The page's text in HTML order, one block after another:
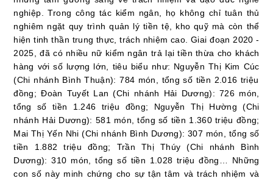
nghiệp . Trong công tác kiểm ngân, họ không chỉ tuân thủ
nghiêm ngặt quy trình quản lý tiền tệ, kho quỹ mà còn thể
hiện tinh thần trung thực, trách nhiệm cao Giai đoạn 2020 -
2025, đã có nhiều nữ kiểm ngân trả lại tiền thừa cho khách
hàng với số lượng lớn, tiêu biểu như: Nguyễn Thị Kim Cúc
(Chi nhánh Bình Thuận):784 món, tổng số tiền 2.016 triệu
đồng;Đoàn Tuyết Lan (Chi nhánh Hải Dương):726 món,
tổng số tiền 1.246 triệu đồng; Nguyễn Thị Hường (Chi
nhánh Hải Dương): 581 món, tổng số tiền 1.360 triệu đồng;
Mai Thị Yến Nhi (Chi nhánh Bình Dương):307 món, tổng số
tiền 1.882 triệu đồng; Trần Thị Thúy (Chi nhánh Bình
Dương):310 món, tổng số tiền 1.028 triệu đồng
Những
con số này minh chứng cho sự tận tâm và trách nhiệm và